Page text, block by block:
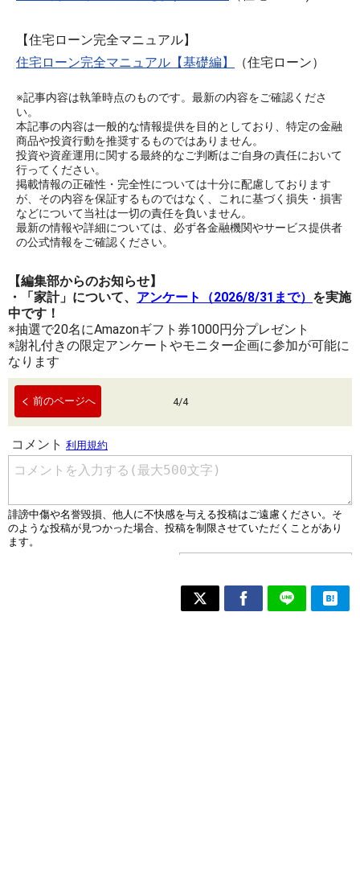
【住宅ローン完全マニュアル】
住宅ローン完全マニュアル【基礎編】
（住宅ローン）
※記事内容は執筆時点のものです。最新の内容をご確認くださ
い。
本記事の内容は一般的な情報提供を目的としており、特定の金融
商品や投資行動を推奨するものではありません。
投資や資産運用に関する最終的なご判断はご自身の責任において
行ってください。
掲載情報の正確性・完全性については十分に配慮しております
が、その内容を保証するものではなく、これに基づく損失・損害
などについて当社は一切の責任を負いません。
最新の情報や詳細については、必ず各金融機関やサービス提供者
の公式情報をご確認ください。
【編集部からのお知らせ】
・「家計」について、 アンケート（2026/8/31まで） を実施
中です！
※抽選で20名にAmazonギフト券1000円分プレゼント
※謝礼付きの限定アンケートやモニター企画に参加が可能に
なります
前のページへ 4/4